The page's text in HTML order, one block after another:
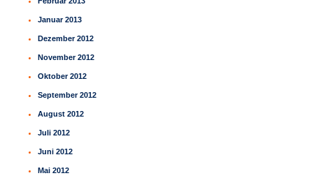
Januar 2013
Dezember 2012
November 2012
Oktober 2012
September 2012
August 2012
Juli 2012
Juni 2012
Mai 2012